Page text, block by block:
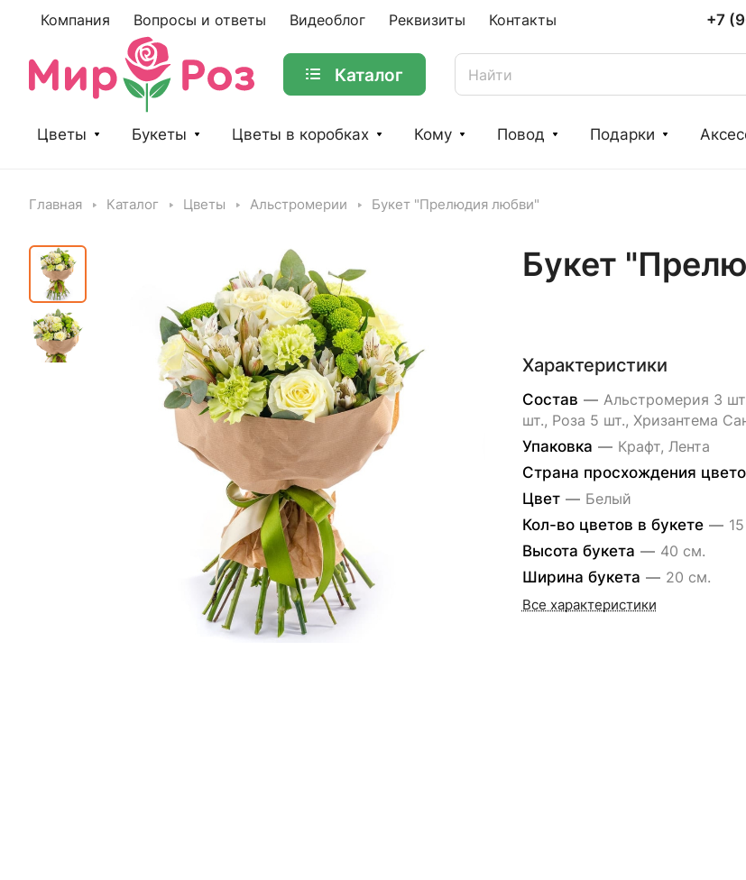
Компания Вопросы и ответы Видеоблог Реквизиты Контакты +7
Каталог
Цветы Букеты Цветы в коробках Кому Повод Подарки
Главная Каталог Цветы Альстромерии Букет "Прелюдия любви"
Букет
Характеристики
Состав — Альстромерия 3
шт., Роза 5 шт., Хризантема
Упаковка — Крафт, Лента
Страна просхождения
Цвет — Белый
Кол-во цветов в букете — 15
Высота букета — 40 см.
Ширина букета — 20 см.
Все характеристики